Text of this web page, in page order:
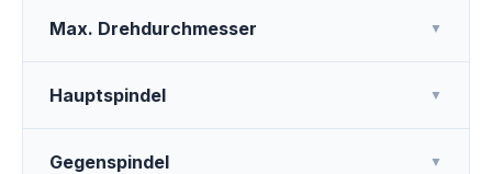
Max. Drehdurchmesser ▼
Hauptspindel ▼
Gegenspindel ▼